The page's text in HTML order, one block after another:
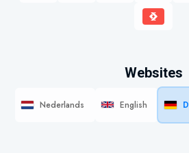
Websites
Nederlands English